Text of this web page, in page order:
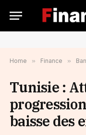
Home » Finance »
Tunisie :
baisse des